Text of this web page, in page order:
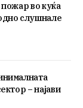
пожар во куќа
слушнале
– најави